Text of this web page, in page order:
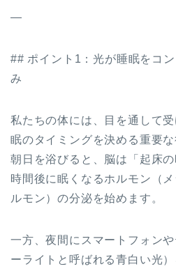
—
## ポイント1：光が睡眠をコ
み
私たちの体には、目を通して
眠のタイミングを決める重要な
朝日を浴びると、脳は「起床
時間後に眠くなるホルモン（
ルモン）の分泌を始めます。
一方、夜間にスマートフォン
ーライトと呼ばれる青白い光